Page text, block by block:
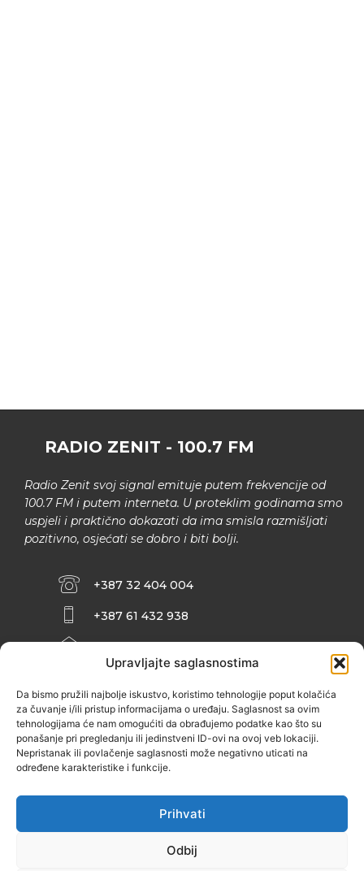
Upravljajte saglasnostima
Da bismo pružili najbolje iskustvo, koristimo tehnologije poput kolačića
za čuvanje i/ili pristup informacijama o uređaju. Saglasnost sa ovim
tehnologijama će nam omogućiti da obrađujemo podatke kao što su
ponašanje pri pregledanju ili jedinstveni ID-ovi na ovoj veb lokaciji.
Nepristanak ili povlačenje saglasnosti može negativno uticati na
određene karakteristike i funkcije.
Prihvati
Odbij
RADIO ZENIT - 100.7 FM
Radio Zenit svoj signal emituje putem frekvencije od
100.7 FM i putem interneta. U proteklim godinama smo
uspjeli i praktično dokazati da ima smisla razmišljati
pozitivno, osjećati se dobro i biti bolji.
+387 32 404 004
+387 61 432 938
INFO@ZENIT.BA
ZENIČANKA, 3. SPRAT), 72000 ZENICA